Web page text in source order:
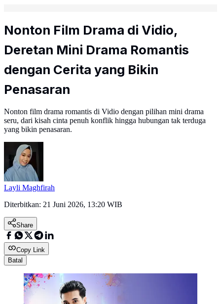
Nonton Film Drama di Vidio,
Deretan Mini Drama Romantis
dengan Cerita yang Bikin
Penasaran
Nonton film drama romantis di Vidio dengan pilihan mini drama
seru, dari kisah cinta penuh konflik hingga hubungan tak terduga
yang bikin penasaran.
Layli Maghfirah
Diterbitkan: 21 Juni 2026, 13:20 WIB
Share
Copy Link
Batal